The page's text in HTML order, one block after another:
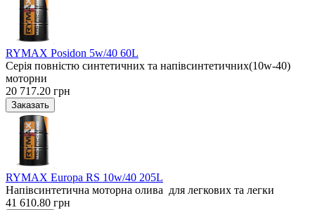
RYMAX Posidon 5w/40 60L
Серія повністю синтетичних та напівсинтетичних(10w-40)
моторни
20 717.20 грн
RYMAX Europa RS 10w/40 205L
Напівсинтетична моторна олива для легкових та легки
41 610.80 грн